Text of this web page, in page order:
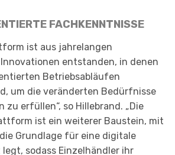
FACHKENNTNISSE
ist aus jahrelangen
entstanden, in denen
Betriebsabläufen
um die veränderten Bedürfnisse
zu erfüllen“, so Hillebrand. „Die
ist ein weiterer Baustein, mit
Grundlage für eine digitale
sodass Einzelhändler ihr